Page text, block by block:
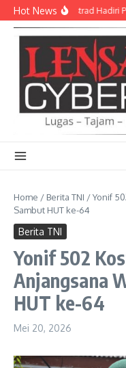
Lewati ke konten
Hot NewsPangkostrad Hadiri
Home / Berita TNI /Yonif
Sambut HUT ke-64
Berita TNI
Yonif 502
Anjangsana
HUT ke-64
Mei 20, 2026